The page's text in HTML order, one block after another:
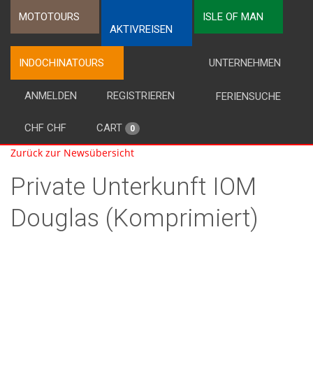
MOTOTOURS
AKTIVREISEN
ISLE OF MAN
INDOCHINATOURS UNTERNEHMEN
FERIENSUCHE
ANMELDEN REGISTRIEREN
CHF CHF CART 0
Zurück zur Newsübersicht
Private Unterkunft IOM
Douglas (Komprimiert)